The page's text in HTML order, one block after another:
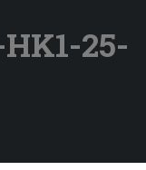
25-